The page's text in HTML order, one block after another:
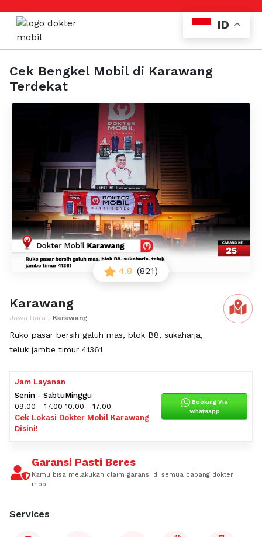
Cek Bengkel Mobil di Karawang
Terdekat
4.8 (821)
Karawang
Jawa Barat, Karawang
Ruko pasar bersih galuh mas, blok B8, sukaharja,
teluk jambe timur 41361
Jam Layanan
Senin - Sabtu
09.00 - 17.00
Minggu
10.00 - 17.00
Cek Lokasi Dokter Mobil Karawang
Disini!
Booking Via
Whatsapp
Garansi Pasti Beres
Kamu bisa melakukan claim garansi di semua cabang dokter
mobil
Services
ID